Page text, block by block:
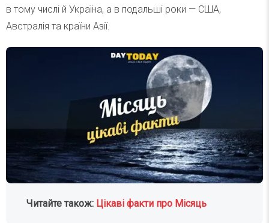
в тому числі й Україна, а в подальші роки — США,
Австралія та країни Азії.
Читайте також: Цікаві факти про Місяць